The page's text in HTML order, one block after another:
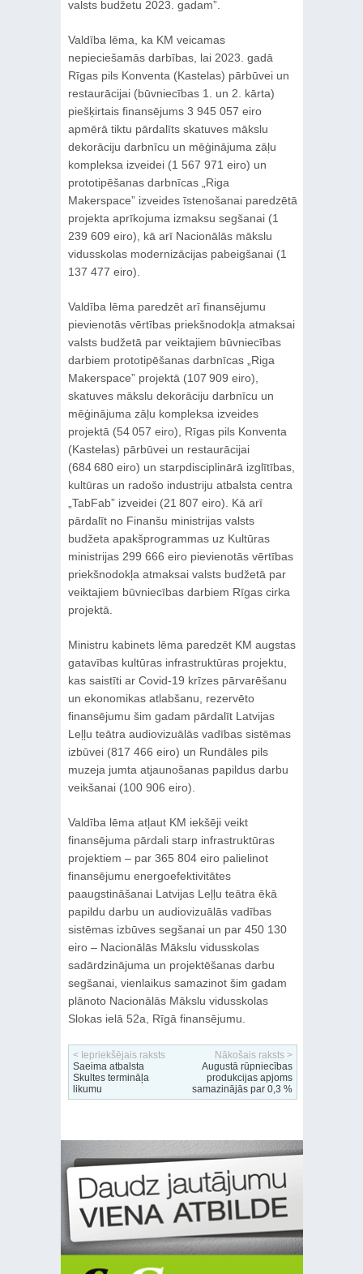
valsts budžetu 2023. gadam”.
Valdība lēma, ka KM veicamas
nepieciešamās darbības, lai 2023. gadā
Rīgas pils Konventa (Kastelas) pārbūvei un
restaurācijai (būvniecības 1. un 2. kārta)
piešķirtais finansējums 3 945 057 eiro
apmērā tiktu pārdalīts skatuves mākslu
dekorāciju darbnīcu un mēģinājuma zāļu
kompleksa izveidei (1 567 971 eiro) un
prototipēšanas darbnīcas „Riga
Makerspace” izveides īstenošanai paredzētā
projekta aprīkojuma izmaksu segšanai (1
239 609 eiro), kā arī Nacionālās mākslu
vidusskolas modernizācijas pabeigšanai (1
137 477 eiro).
Valdība lēma paredzēt arī finansējumu
pievienotās vērtības priekšnodokļa atmaksai
valsts budžetā par veiktajiem būvniecības
darbiem prototipēšanas darbnīcas „Riga
Makerspace” projektā (107 909 eiro),
skatuves mākslu dekorāciju darbnīcu un
mēģinājuma zāļu kompleksa izveides
projektā (54 057 eiro), Rīgas pils Konventa
(Kastelas) pārbūvei un restaurācijai
(684 680 eiro) un starpdisciplinārā izglītības,
kultūras un radošo industriju atbalsta centra
„TabFab” izveidei (21 807 eiro). Kā arī
pārdalīt no Finanšu ministrijas valsts
budžeta apakšprogrammas uz Kultūras
ministrijas 299 666 eiro pievienotās vērtības
priekšnodokļa atmaksai valsts budžetā par
veiktajiem būvniecības darbiem Rīgas cirka
projektā.
Ministru kabinets lēma paredzēt KM augstas
gatavības kultūras infrastruktūras projektu,
kas saistīti ar Covid-19 krīzes pārvarēšanu
un ekonomikas atlabšanu, rezervēto
finansējumu šim gadam pārdalīt Latvijas
Leļļu teātra audiovizuālās vadības sistēmas
izbūvei (817 466 eiro) un Rundāles pils
muzeja jumta atjaunošanas papildus darbu
veikšanai (100 906 eiro).
Valdība lēma atļaut KM iekšēji veikt
finansējuma pārdali starp infrastruktūras
projektiem – par 365 804 eiro palielinot
finansējumu energoefektivitātes
paaugstināšanai Latvijas Leļļu teātra ēkā
papildu darbu un audiovizuālās vadības
sistēmas izbūves segšanai un par 450 130
eiro – Nacionālās Mākslu vidusskolas
sadārdzinājuma un projektēšanas darbu
segšanai, vienlaikus samazinot šim gadam
plānoto Nacionālās Mākslu vidusskolas
Slokas ielā 52a, Rīgā finansējumu.
< Iepriekšējais raksts
Saeima atbalsta
Skultes termināļa
likumu
Nākošais raksts >
Augustā rūpniecības
produkcijas apjoms
samazinājās par 0,3 %